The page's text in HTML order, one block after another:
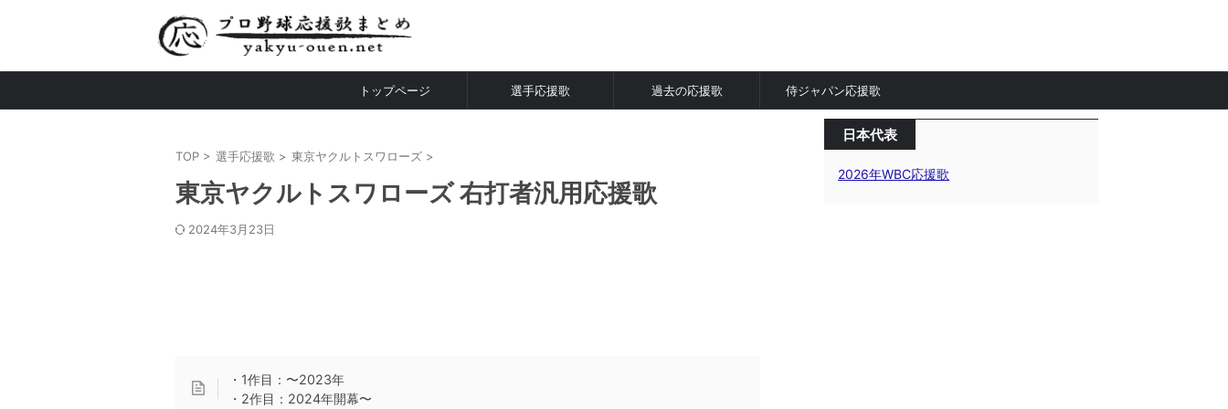
トップページ 選手応援歌 過去の応援歌 侍ジャパン応援歌
TOP > 選手応援歌 > 東京ヤクルトスワローズ >
東京ヤクルトスワローズ 右打者汎用応援歌
2024年3月23日
・1作目：〜2023年
・2作目：2024年開幕〜
日本代表
2026年WBC応援歌